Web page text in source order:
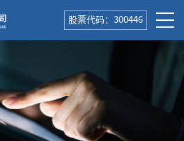
股票代码：300446